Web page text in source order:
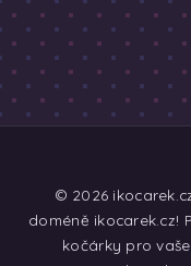
© 2026
doméně ikocarek.cz!
kočárky pro